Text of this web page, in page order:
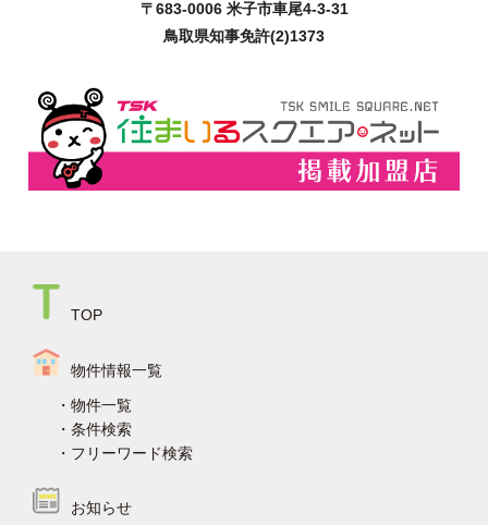
〒683-0006 米子市車尾4-3-31
鳥取県知事免許(2)1373
TOP
物件情報一覧
物件一覧
条件検索
フリーワード検索
お知らせ